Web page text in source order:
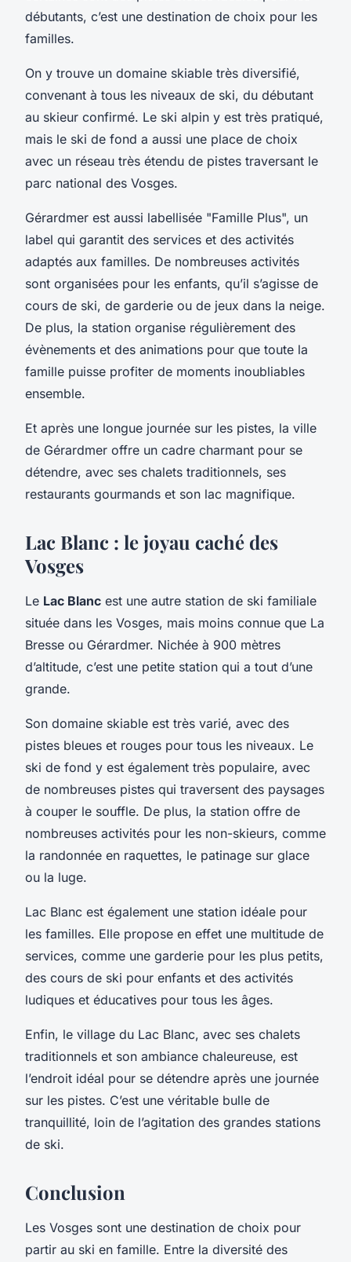
débutants, c’est une destination de choix pour les
familles.
On y trouve un domaine skiable très diversifié,
convenant à tous les niveaux de ski, du débutant
au skieur confirmé. Le ski alpin y est très pratiqué,
mais le ski de fond a aussi une place de choix
avec un réseau très étendu de pistes traversant le
parc national des Vosges.
Gérardmer est aussi labellisée "Famille Plus", un
label qui garantit des services et des activités
adaptés aux familles. De nombreuses activités
sont organisées pour les enfants, qu’il s’agisse de
cours de ski, de garderie ou de jeux dans la neige.
De plus, la station organise régulièrement des
évènements et des animations pour que toute la
famille puisse profiter de moments inoubliables
ensemble.
Et après une longue journée sur les pistes, la ville
de Gérardmer offre un cadre charmant pour se
détendre, avec ses chalets traditionnels, ses
restaurants gourmands et son lac magnifique.
Lac Blanc : le joyau caché des
Vosges
Le Lac Blanc est une autre station de ski familiale
située dans les Vosges, mais moins connue que La
Bresse ou Gérardmer. Nichée à 900 mètres
d’altitude, c’est une petite station qui a tout d’une
grande.
Son domaine skiable est très varié, avec des
pistes bleues et rouges pour tous les niveaux. Le
ski de fond y est également très populaire, avec
de nombreuses pistes qui traversent des paysages
à couper le souffle. De plus, la station offre de
nombreuses activités pour les non-skieurs, comme
la randonnée en raquettes, le patinage sur glace
ou la luge.
Lac Blanc est également une station idéale pour
les familles. Elle propose en effet une multitude de
services, comme une garderie pour les plus petits,
des cours de ski pour enfants et des activités
ludiques et éducatives pour tous les âges.
Enfin, le village du Lac Blanc, avec ses chalets
traditionnels et son ambiance chaleureuse, est
l’endroit idéal pour se détendre après une journée
sur les pistes. C’est une véritable bulle de
tranquillité, loin de l’agitation des grandes stations
de ski.
Conclusion
Les Vosges sont une destination de choix pour
partir au ski en famille. Entre la diversité des